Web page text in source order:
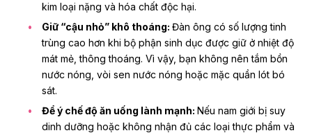
kim loại nặng và hóa chất độc hại.
Giữ “cậu nhỏ” khô thoáng: Đàn ông có số lượng tinh
trùng cao hơn khi bộ phận sinh dục được giữ ở nhiệt độ
mát mẻ, thông thoáng. Vì vậy, bạn không nên tắm bồn
nước nóng, vòi sen nước nóng hoặc mặc quần lót bó
sát.
Để ý chế độ ăn uống lành mạnh: Nếu nam giới bị suy
dinh dưỡng hoặc không nhận đủ các loại thực phẩm và